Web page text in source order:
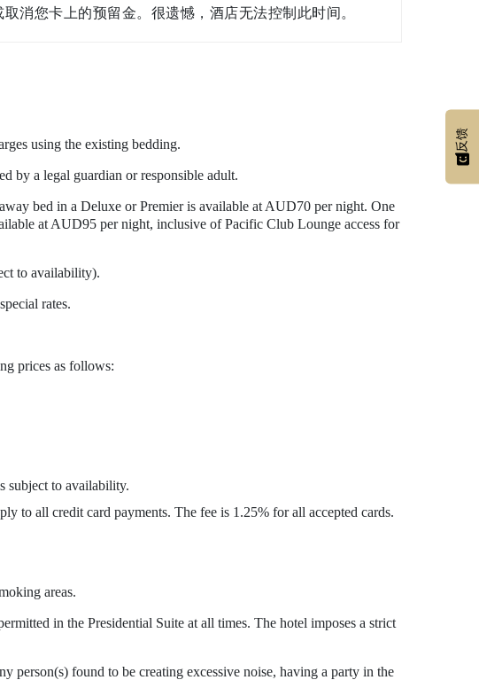
消您卡上的预留金。很遗憾，酒店无法控制此时间。
using the existing bedding.
by a legal guardian or responsible adult.
bed in a Deluxe or Premier is available at AUD70 per night. One
at AUD95 per night, inclusive of Pacific Club Lounge access for
to availability).
rates.
prices as follows:
subject to availability.
to all credit card payments. The fee is 1.25% for all accepted cards.
areas.
in the Presidential Suite at all times. The hotel imposes a strict
found to be creating excessive noise, having a party in the
反馈